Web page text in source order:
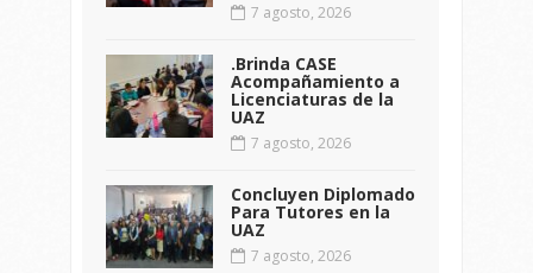
7 agosto, 2026
.Brinda CASE
Acompañamiento a
Licenciaturas de la
UAZ
7 agosto, 2026
Concluyen Diplomado
Para Tutores en la
UAZ
7 agosto, 2026